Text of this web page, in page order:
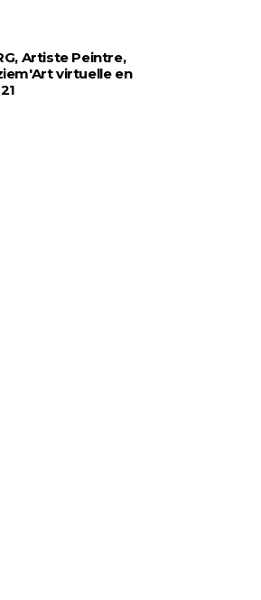
Artiste Peintre,
virtuelle en